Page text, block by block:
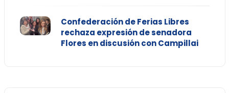
Confederación de Ferias Libres
rechaza expresión de senadora
Flores en discusión con Campillai